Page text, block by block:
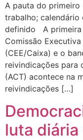
A pauta do
trabalho; calendário
definido A primeira
Comissão
(CEE/Caixa) e o
reivindicações para
(ACT) acontece na
reivindicações […]
luta